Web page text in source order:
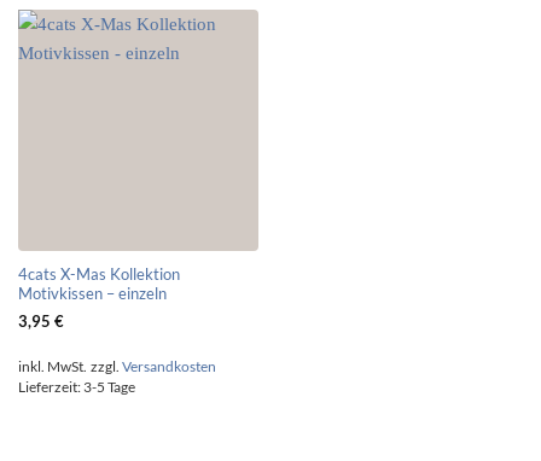
4cats X-Mas Kollektion
Motivkissen – einzeln
3,95 €
inkl. MwSt. zzgl. Versandkosten
Lieferzeit: 3-5 Tage